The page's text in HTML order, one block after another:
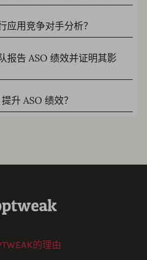
应用竞争对手分析？
报告 ASO 绩效并证明其影
升 ASO 绩效？
的理由